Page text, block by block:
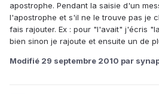
apostrophe. Pendant la saisie d'un
l'apostrophe et s'il ne le trouve pas je
fais rajouter. Ex : pour "l'avait" j'écris
bien sinon je rajoute et ensuite un de
Modifié 29 septembre 2010 par